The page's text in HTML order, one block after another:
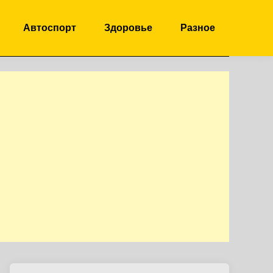
Автоспорт Здоровье Разное